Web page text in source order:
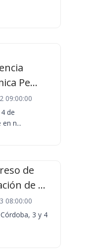
Pe...
09:00:00
de
n...
de
de ...
08:00:00
3 y 4